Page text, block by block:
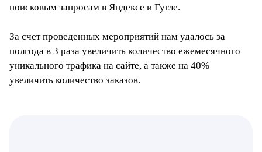
поисковым запросам в Яндексе и Гугле.
За счет проведенных мероприятий нам удалось за
полгода в 3 раза увеличить количество ежемесячного
уникального трафика на сайте, а также на 40%
увеличить количество заказов.